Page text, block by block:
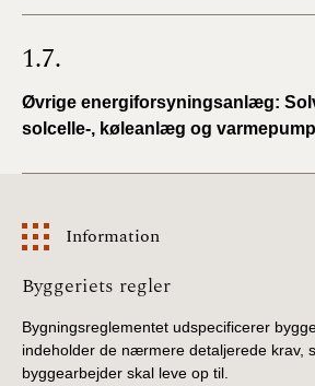
1.7.
Øvrige energiforsyningsanlæg:
solcelle-, køleanlæg og
Information
Information
Byggeriets regler
Bygningsreglementet udspecificerer
indeholder de nærmere detaljerede krav,
byggearbejder skal leve op til.